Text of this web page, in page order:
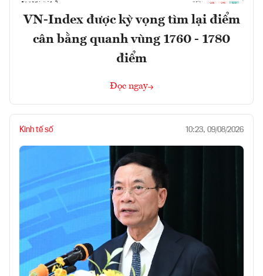
VN-Index được kỳ vọng tìm lại điểm
cân bằng quanh vùng 1760 - 1780
điểm
Đọc ngay
Kinh tế số 10:23, 09/08/2026